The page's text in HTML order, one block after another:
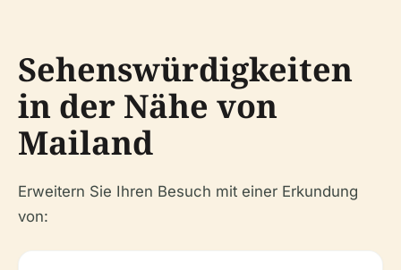
Sehenswürdigkeiten
in der Nähe von
Mailand
Erweitern Sie Ihren Besuch mit einer Erkundung
von: